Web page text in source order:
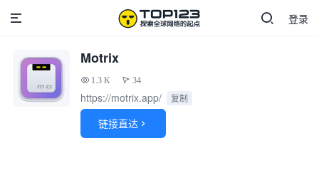
登录
Motrix
1.3 K 34
https://motrix.app/ 复制
链接直达 